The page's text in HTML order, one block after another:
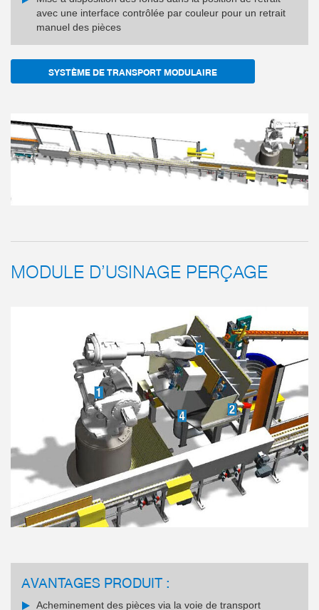
avec une interface contrôlée par couleur pour un retrait
manuel des pièces
SYSTÈME DE TRANSPORT MODULAIRE
MODULE D’USINAGE PERÇAGE
AVANTAGES PRODUIT :
Acheminement des pièces via la voie de transport